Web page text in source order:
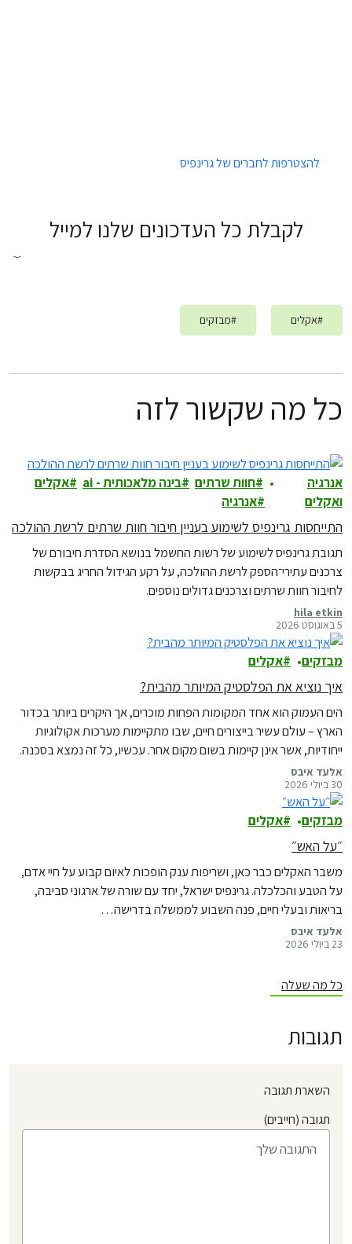
להצטרפות לחברים של גרינפיס
לקבלת כל העדכונים שלנו למייל
#אקלים #מבזקים
כל מה שקשור לזה
אנרגיה
ואקלים
חוות שרתים בינה מלאכותית - ai
אקלים
אנרגיה
התייחסות גרינפיס לשימוע בעניין חיבור חוות שרתים לרשת ההולכה
תגובת גרינפיס לשימוע של רשות החשמל בנושא הסדרת חיבורם של
צרכנים עתירי־הספק לרשת ההולכה, על רקע הגידול החריג בבקשות
לחיבור חוות שרתים וצרכנים גדולים נוספים.
hila etkin
5 באוגוסט 2026
מבזקים אקלים
איך נוציא את הפלסטיק המיותר מהבית?
הים העמוק הוא אחד המקומות הפחות מוכרים, אך היקרים ביותר בכדור
הארץ – עולם עשיר בייצורים חיים, שבו מתקיימות מערכות אקולוגיות
ייחודיות, אשר אינן קיימות בשום מקום אחר. עכשיו, כל זה נמצא בסכנה.
אלעד איבס
30 ביולי 2026
מבזקים אקלים
״על האש״
משבר האקלים כבר כאן, ושריפות ענק הופכות לאיום קבוע על חיי אדם,
על הטבע והכלכלה. גרינפיס ישראל, יחד עם שורה של ארגוני סביבה,
בריאות ובעלי חיים, פנה השבוע לממשלה בדרישה…
אלעד איבס
23 ביולי 2026
כל מה שעלה
תגובות
השארת תגובה
תגובה (חייבים)